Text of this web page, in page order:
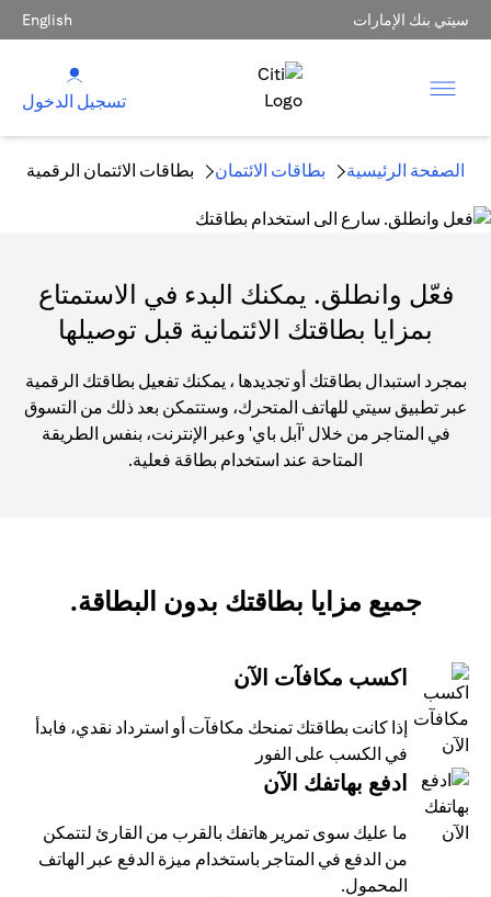
سيتي بنك الإمارات English
تسجيل الدخول
الصفحة الرئيسية بطاقات الائتمان بطاقات الائتمان الرقمية
فعّل وانطلق. يمكنك البدء في الاستمتاع
بمزايا بطاقتك الائتمانية قبل توصيلها
بمجرد استبدال بطاقتك أو تجديدها ، يمكنك تفعيل بطاقتك الرقمية
عبر تطبيق سيتي للهاتف المتحرك، وستتمكن بعد ذلك من التسوق
في المتاجر من خلال 'آبل باي' وعبر الإنترنت، بنفس الطريقة
المتاحة عند استخدام بطاقة فعلية.
جميع مزايا بطاقتك بدون البطاقة.
اكسب مكافآت الآن
إذا كانت بطاقتك تمنحك مكافآت أو استرداد نقدي، فابدأ
في الكسب على الفور
ادفع بهاتفك الآن
ما عليك سوى تمرير هاتفك بالقرب من القارئ لتتمكن
من الدفع في المتاجر باستخدام ميزة الدفع عبر الهاتف
المحمول.